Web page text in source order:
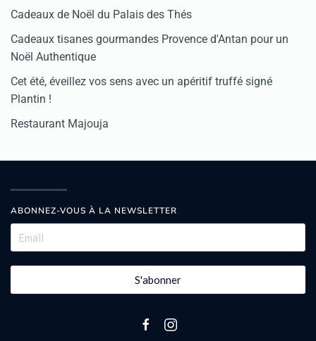
Cadeaux de Noël du Palais des Thés
Cadeaux tisanes gourmandes Provence d'Antan pour un
Noël Authentique
Cet été, éveillez vos sens avec un apéritif truffé signé
Plantin !
Restaurant Majouja
ABONNEZ-VOUS À LA NEWSLETTER
S'abonner